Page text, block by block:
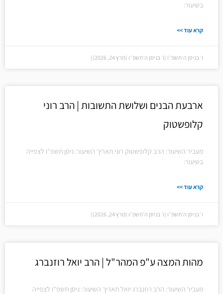
בשיעור:
קרא עוד >>
ו׳ בניסן ה׳תשפ״ו (ו׳ בניסן ה׳תשפ״ו (מרץ 24, 2026))
ארבעת הבנים ושלושת התשובות | הרב רוני
קלופשטוק
מעביר השיעור: הרב קלופשטוק רוני תאריך השיעור: ניסן תשפ"ו לצפייה
בשיעור:
קרא עוד >>
ו׳ בניסן ה׳תשפ״ו (ו׳ בניסן ה׳תשפ״ו (מרץ 24, 2026))
מהות המצה ע"פ המהר"ל | הרב יואל רוזנברג
מעביר השיעור: הרב רוזנברג יואל תאריך השיעור: ניסן תשפ"ו לצפייה